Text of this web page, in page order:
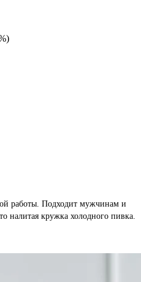
работы. Подходит мужчинам и
налитая кружка холодного пивка.